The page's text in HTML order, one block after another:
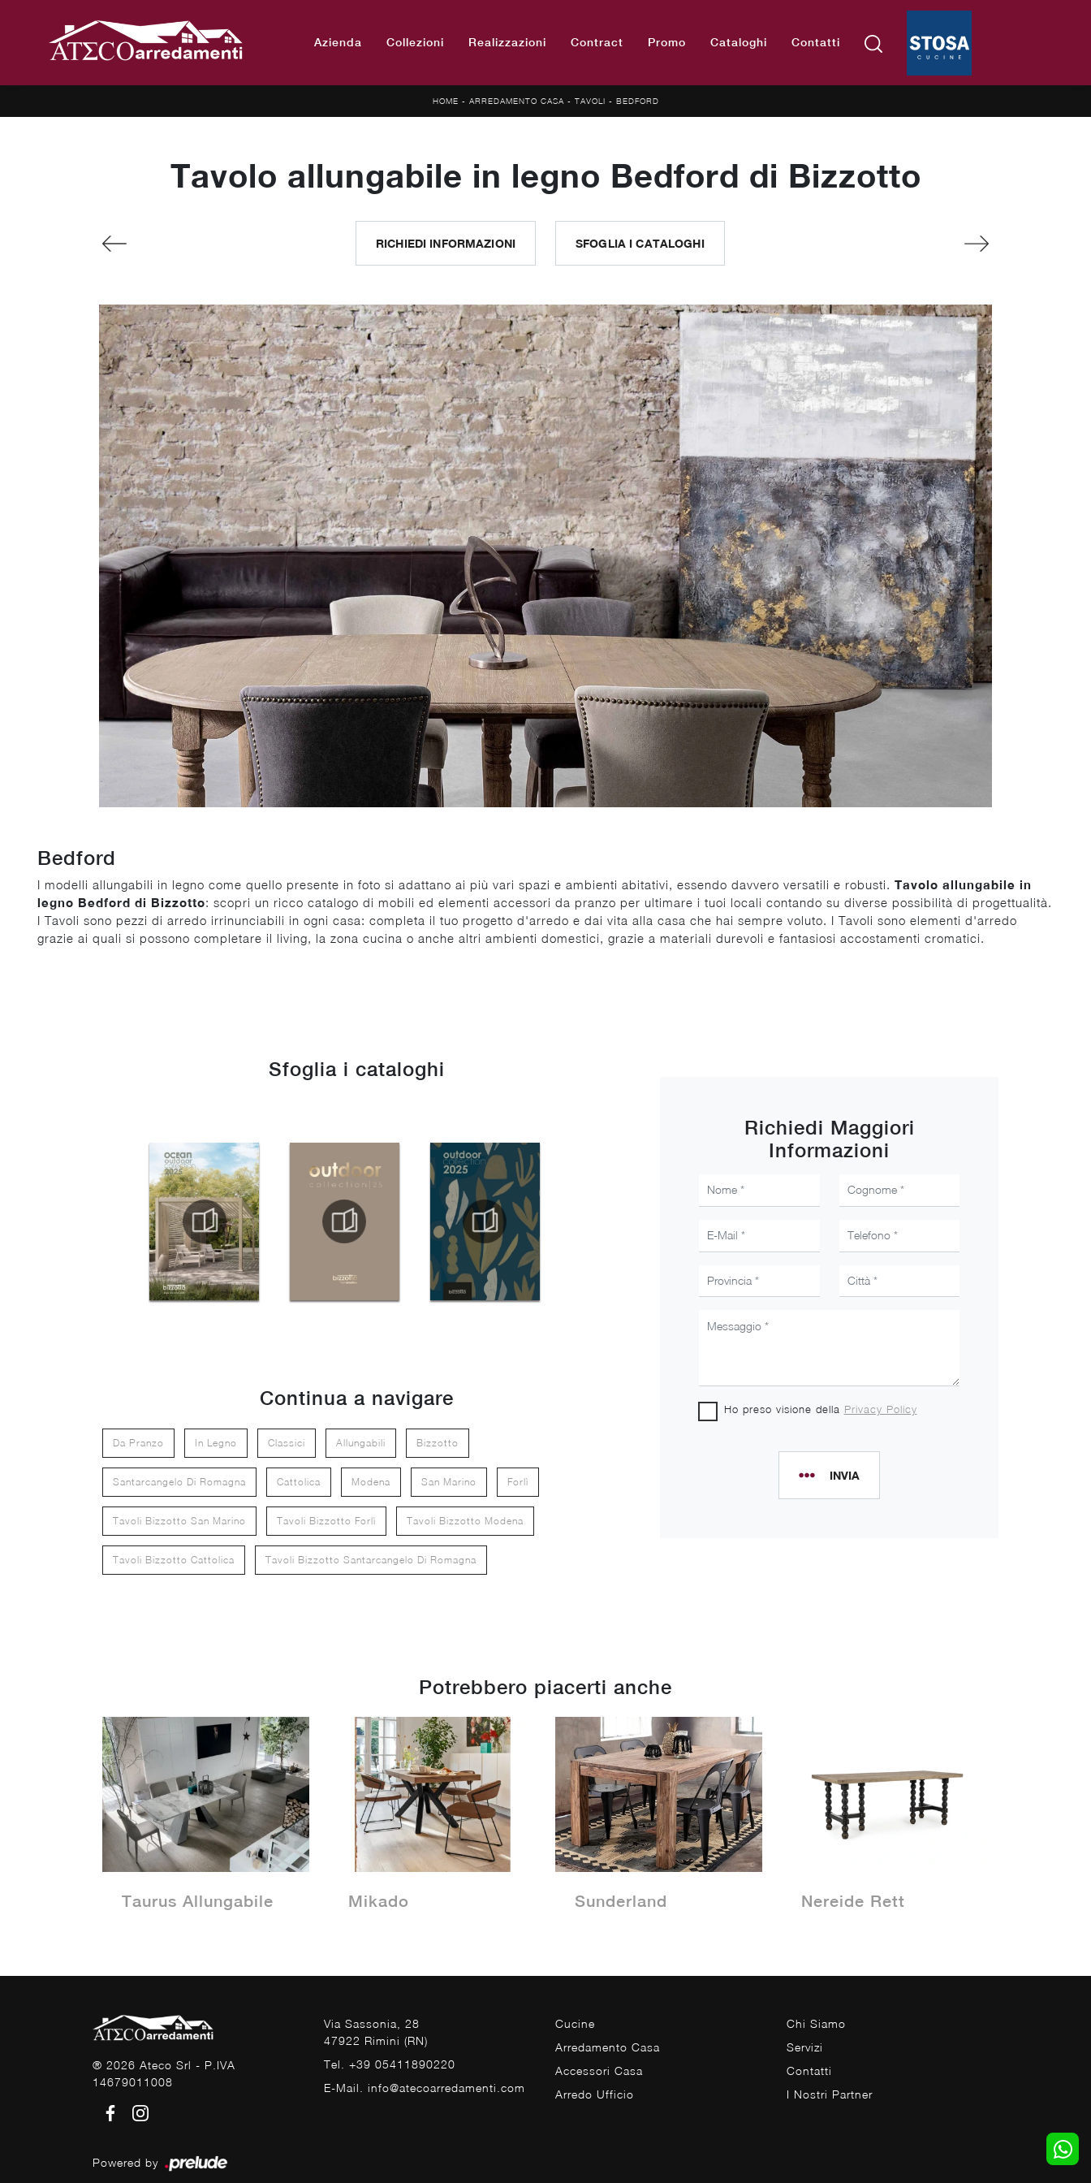
Azienda Collezioni Realizzazioni Contract Promo Cataloghi Contatti
HOME - ARREDAMENTO CASA - TAVOLI - BEDFORD
Tavolo allungabile in legno Bedford di Bizzotto
RICHIEDI INFORMAZIONI SFOGLIA I CATALOGHI
Bedford
I modelli allungabili in legno come quello presente in foto si adattano ai più vari spazi e ambienti abitativi, essendo davvero versatili e robusti. Tavolo allungabile in
legno Bedford di Bizzotto: scopri un ricco catalogo di mobili ed elementi accessori da pranzo per ultimare i tuoi locali contando su diverse possibilità di progettualità.
I Tavoli sono pezzi di arredo irrinunciabili in ogni casa: completa il tuo progetto d'arredo e dai vita alla casa che hai sempre voluto. I Tavoli sono elementi d'arredo
grazie ai quali si possono completare il living, la zona cucina o anche altri ambienti domestici, grazie a materiali durevoli e fantasiosi accostamenti cromatici.
Sfoglia i cataloghi
Continua a navigare
Da Pranzo In Legno Classici Allungabili Bizzotto
Santarcangelo Di Romagna Cattolica Modena San Marino Forlì
Tavoli Bizzotto San Marino Tavoli Bizzotto Forlì Tavoli Bizzotto Modena
Tavoli Bizzotto Cattolica Tavoli Bizzotto Santarcangelo Di Romagna
Richiedi Maggiori
Informazioni
Ho preso visione della Privacy Policy
INVIA
Potrebbero piacerti anche
Taurus Allungabile Mikado Sunderland Nereide Rett
® 2026 Ateco Srl - P.IVA
14679011008
Via Sassonia, 28
47922 Rimini (RN)
Tel. +39 05411890220
E-Mail. info@atecoarredamenti.com
Cucine
Arredamento Casa
Accessori Casa
Arredo Ufficio
Chi Siamo
Servizi
Contatti
I Nostri Partner
Powered by